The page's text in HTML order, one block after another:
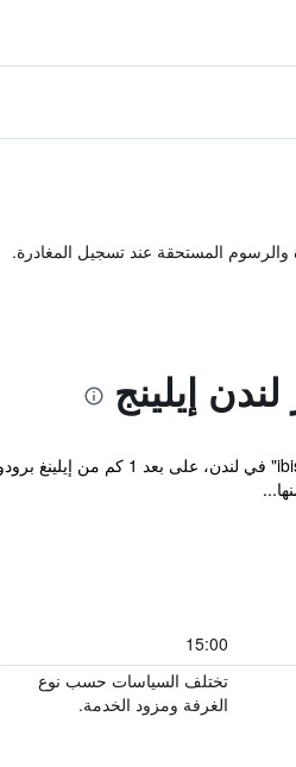
المستحقة عند تسجيل المغادرة.
إيلينج
15:00
تختلف السياسات حسب نوع
الغرفة ومزود الخدمة.